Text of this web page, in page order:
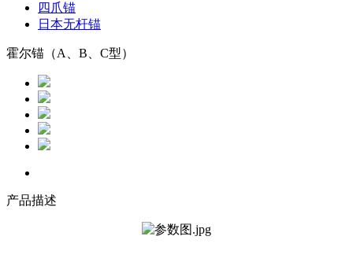
四爪锚
日本无杆锚
霍尔锚（A、B、C型）
产品描述